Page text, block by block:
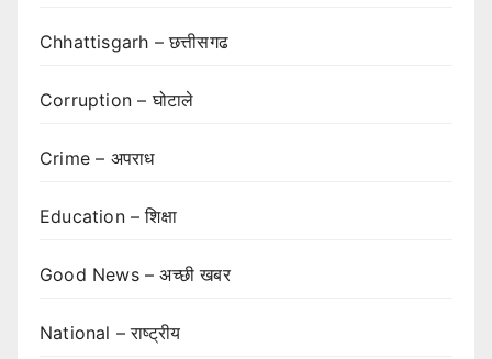
Chhattisgarh – छत्तीसगढ
Corruption – घोटाले
Crime – अपराध
Education – शिक्षा
Good News – अच्छी खबर
National – राष्ट्रीय